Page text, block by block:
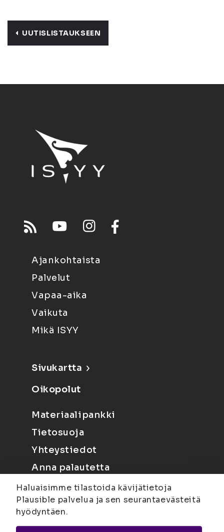
UUTISLISTAUKSEEN
Ajankohtaista
Palvelut
Vapaa-aika
Vaikuta
Mikä ISYY
Sivukartta
Oikopolut
Materiaalipankki
Tietosuoja
Yhteystiedot
Anna palautetta
Haluaisimme tilastoida kävijätietoja
Plausible palvelua ja sen seurantaevästeitä
hyödyntäen.